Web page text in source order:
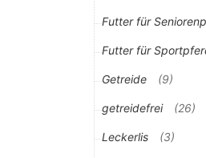
Futter für
Futter für
Getreide (9)
getreidefrei (26)
Leckerlis (3)